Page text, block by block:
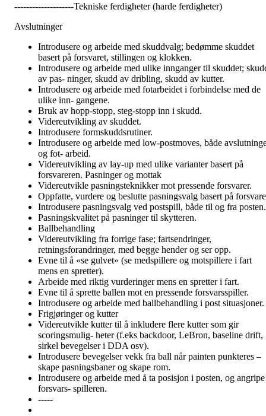
--------------------Tekniske ferdigheter (harde ferdigheter)
Avslutninger
Introdusere og arbeide med skuddvalg; bedømme skuddet
basert på forsvaret, stillingen og klokken.
Introdusere og arbeide med ulike innganger til skuddet;
av pas- ninger, skudd av dribling, skudd av kutter.
Introdusere og arbeide med fotarbeidet i forbindelse med de
ulike inn- gangene.
Bruk av hopp-stopp, steg-stopp inn i skudd.
Videreutvikling av skuddet.
Introdusere formskuddsrutiner.
Introdusere og arbeide med low-postmoves, både
og fot- arbeid.
Videreutvikling av lay-up med ulike varianter basert på
forsvareren. Pasninger og mottak
Videreutvikle pasningsteknikker mot pressende forsvarer.
Oppfatte, vurdere og beslutte pasningsvalg basert på
Introdusere pasningsvalg ved postspill, både til og fra posten.
Pasningskvalitet på pasninger til skytteren.
Ballbehandling
Videreutvikling fra forrige fase; fartsendringer,
retningsforandringer, med begge hender og ser opp.
Evne til å «se gulvet» (se medspillere og motspillere i fart
mens en spretter).
Arbeide med riktig vurderinger mens en spretter i fart.
Evne til å sprette ballen mot en pressende forsvarsspiller.
Introdusere og arbeide med ballbehandling i post situasjoner.
Frigjøringer og kutter
Videreutvikle kutter til å inkludere flere kutter som gir
scoringsmulig- heter (f.eks backdoor, LeBron, baseline drift,
sirkel bevegelser i DDA osv).
Introdusere bevegelser vekk fra ball når painten punkteres –
skape pasningsbaner og skape rom.
Introdusere og arbeide med å ta posisjon i posten, og angripe
forsvars- spilleren.
-----